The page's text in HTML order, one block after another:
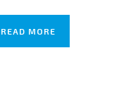
READ MORE